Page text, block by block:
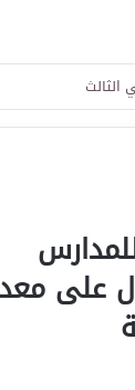
الثالث
على